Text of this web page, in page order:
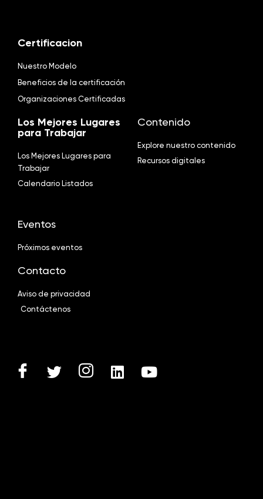
Certificacion
Nuestro Modelo
Beneficios de la certificación
Organizaciones Certificadas
Los Mejores Lugares
para Trabajar
Los Mejores Lugares para
Trabajar
Calendario Listados
Contenido
Explore nuestro contenido
Recursos digitales
Eventos
Próximos eventos
Contacto
Aviso de privacidad
Contáctenos